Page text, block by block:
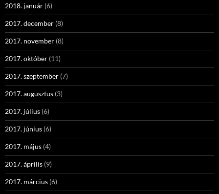
2018. január (6)
2017. december (8)
2017. november (8)
2017. október (11)
2017. szeptember (7)
2017. augusztus (3)
2017. július (6)
2017. június (6)
2017. május (4)
2017. április (9)
2017. március (6)